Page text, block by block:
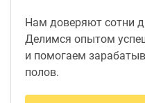
Нам доверяют сотни
Делимся опытом
и помогаем
полов.